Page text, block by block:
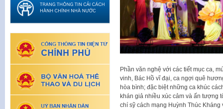
Phần văn nghệ với các tiết mục ca,
vinh, Bác Hồ vĩ đại, ca ngợi quê
hòa bình; đặc biệt những ca khúc
khán giả nhiều xúc cảm và ấn tượng
chí sỹ cách mạng Huỳnh Thúc